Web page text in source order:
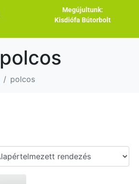
Megújultunk:
Kisdiófa Bútorbolt
polcos
polcos